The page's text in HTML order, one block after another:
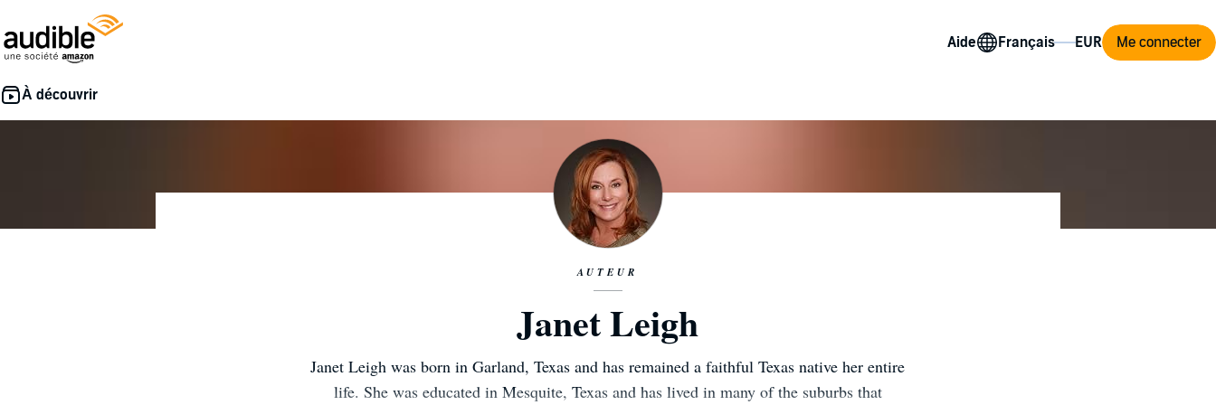
Aide Me connecter
AUTEUR
Janet Leigh
Janet Leigh was born in Garland, Texas and has remained a faithful Texas native her entire
life. She was educated in Mesquite, Texas and has lived in many of the suburbs that